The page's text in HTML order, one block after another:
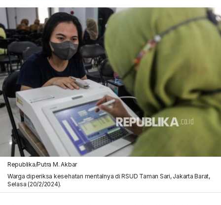
Republika/Putra M. Akbar
Warga diperiksa kesehatan mentalnya di RSUD Taman Sari, Jakarta Barat,
Selasa (20/2/2024).